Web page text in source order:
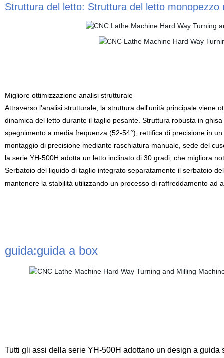
Struttura del letto: Struttura del letto monopezzo
Migliore ottimizzazione analisi strutturale
Attraverso l'analisi strutturale, la struttura dell'unità principale viene
dinamica del letto durante il taglio pesante. Struttura robusta in
spegnimento a media frequenza (52-54°), rettifica di precisione in
montaggio di precisione mediante raschiatura manuale, sede del
la serie YH-500H adotta un letto inclinato di 30 gradi, che migliora
Serbatoio del liquido di taglio integrato separatamente il serbatoio
mantenere la stabilità utilizzando un processo di raffreddamento ad
guida:guida a box
Tutti gli assi della serie YH-500H adottano un design a